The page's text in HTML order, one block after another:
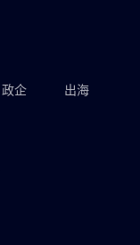
政企 出海